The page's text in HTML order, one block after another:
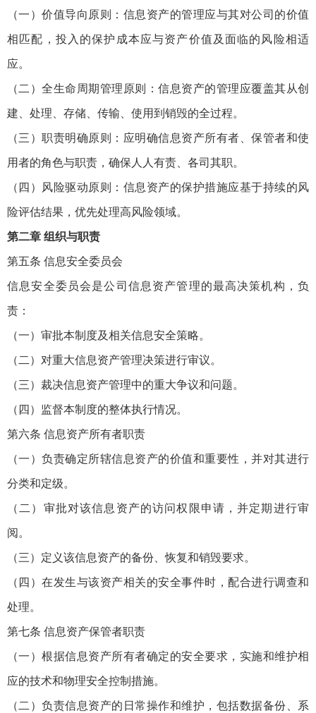
（一）价值导向原则：信息资产的管理应与其对公司的价值
相匹配，投入的保护成本应与资产价值及面临的风险相适
应。
（二）全生命周期管理原则：信息资产的管理应覆盖其从创
建、处理、存储、传输、使用到销毁的全过程。
（三）职责明确原则：应明确信息资产所有者、保管者和使
用者的角色与职责，确保人人有责、各司其职。
（四）风险驱动原则：信息资产的保护措施应基于持续的风
险评估结果，优先处理高风险领域。
第二章 组织与职责
第五条 信息安全委员会
信息安全委员会是公司信息资产管理的最高决策机构，负
责：
（一）审批本制度及相关信息安全策略。
（二）对重大信息资产管理决策进行审议。
（三）裁决信息资产管理中的重大争议和问题。
（四）监督本制度的整体执行情况。
第六条 信息资产所有者职责
（一）负责确定所辖信息资产的价值和重要性，并对其进行
分类和定级。
（二）审批对该信息资产的访问权限申请，并定期进行审
阅。
（三）定义该信息资产的备份、恢复和销毁要求。
（四）在发生与该资产相关的安全事件时，配合进行调查和
处理。
第七条 信息资产保管者职责
（一）根据信息资产所有者确定的安全要求，实施和维护相
应的技术和物理安全控制措施。
（二）负责信息资产的日常操作和维护，包括数据备份、系